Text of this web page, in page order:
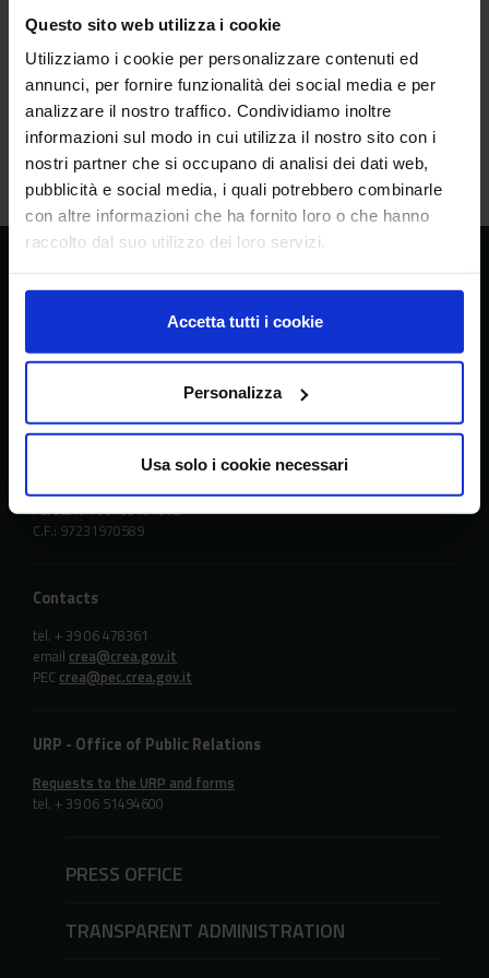
Questo sito web utilizza i cookie
Utilizziamo i cookie per personalizzare contenuti ed
annunci, per fornire funzionalità dei social media e per
analizzare il nostro traffico. Condividiamo inoltre
informazioni sul modo in cui utilizza il nostro sito con i
nostri partner che si occupano di analisi dei dati web,
pubblicità e social media, i quali potrebbero combinarle
con altre informazioni che ha fornito loro o che hanno
raccolto dal suo utilizzo dei loro servizi.
Accetta tutti i cookie
Personalizza
Usa solo i cookie necessari
HOME Research centers Agricultural Policies and Bioeconomy
Asset Publisher is temporarily unavailable.
CREA
Consiglio per la ricerca in agricoltura e
Via della Navicella 2/4, 00184 Roma
Partita IVA 08183101008
C.F.: 97231970589
Contacts
tel. + 39 06 478361
email crea@crea.gov.it
PEC crea@pec.crea.gov.it
URP - Office of Public Relations
Requests to the URP and forms
tel. + 39 06 51494600
PRESS OFFICE
TRANSPARENT ADMINISTRATION